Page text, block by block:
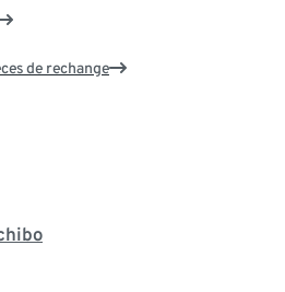
de rechange